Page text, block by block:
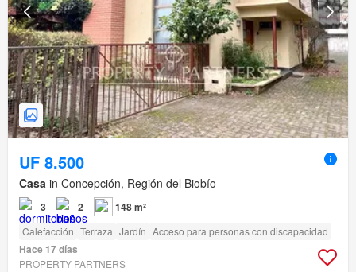
UF 8.500
Casa in Concepción, Región del Biobío
3 2 148 m²
Calefacción Terraza Jardín Acceso para personas con discapacidad
Hace 17 días
PROPERTY PARTNERS